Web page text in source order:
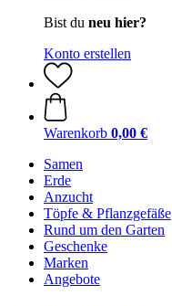
Bist du neu hier?
Konto erstellen
Warenkorb 0,00 €
Samen
Erde
Anzucht
Töpfe & Pflanzgefäße
Rund um den Garten
Geschenke
Marken
Angebote